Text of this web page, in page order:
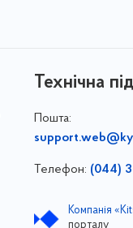
Технічна
Пошта:
Телефон: (044)
Компанія
порталу